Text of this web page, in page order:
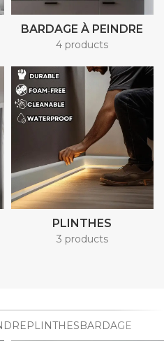
BARDAGE À PEINDRE
4 products
PLINTHES
3 products
PLINTHESBARDAGE